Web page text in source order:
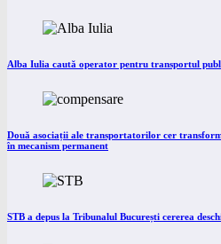
Alba Iulia caută operator pentru transportul
Două asociații ale transportatorilor cer
în mecanism permanent
STB a depus la Tribunalul București cererea